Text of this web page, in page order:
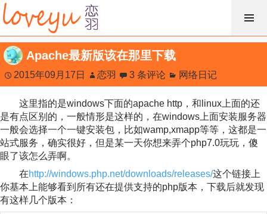
跳
过
内
容
Apache最新版该在那里下载
2015年09月17日 恋羽 3 条评论 网络日记
这里指的是windows下面的apache http，和linux上面的还
是有点区别的，一般情形是这样的，在windows上面安装服务器
一般会选择一个一键安装包，比如wamp,xmapp等等，这都是一
站式服务，确实很好，但是某一天你想来弄个php7.0玩玩，傻
眼了该怎么弄啊。
在http://windows.php.net/downloads/releases/这个链接上
你基本上能够看到所有还在提供支持的php版本，下载后就发现
有这样几个版本：